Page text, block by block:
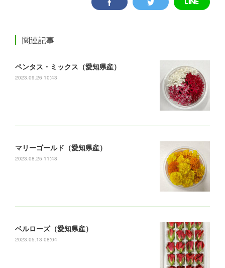
関連記事
ペンタス・ミックス（愛知県産）
2023.09.26 10:43
マリーゴールド（愛知県産）
2023.08.25 11:48
ベルローズ（愛知県産）
2023.05.13 08:04